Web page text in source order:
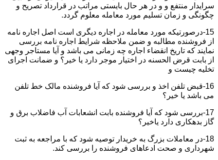
سرایدار منتفع و و در هر حال بایستی مراتب در قرارداد تصریح و
چگونگی و زمان تسلیم مورد معامله معلوم گردد.
15-درصورتیکه مورد معامله در اجاره دیگری است اصل اجاره نامه
از فروشنده مطالبه و ضمن ملاحظه شرایط اجاره نامه بررسی
نمایند که تاریخ انقضاء اجاره چه زمانی می باشد و آیا مستاجر وجهی
از بابت قرض الحسنه در اختیار موجر دارد یا خیر؟ و ضمانت اجرای
تخلیه چیست و
16-قبض تلفن اخذ و بررسی شود که آیا فروشنده مالک خط تلفن
می باشد یا خیر؟
17-بررسی شود که آیا فروشنده بابت انشعابات آب فاضلاب برق و
گاز بدهکاری دارد یاخیر؟
18-در معاملات بزرگ به خریدار توصیه شود که با مراجعه به ثبت
شهرداری و صحت ادعاهای فروشنده را بررسی کند.